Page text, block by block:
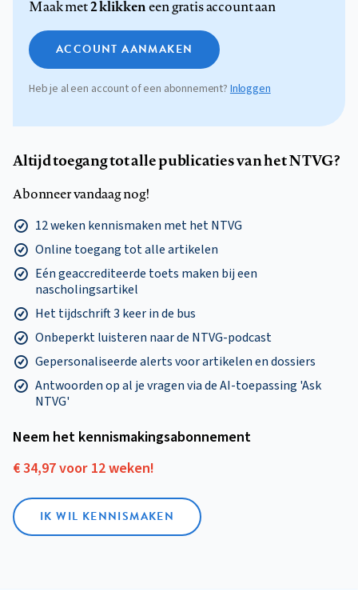
Maak met2 klikkeneen gratis account aan
ACCOUNT AANMAKEN
Heb je al een account of een abonnement? Inloggen
Altijd toegang tot alle publicaties van het NTVG?
Abonneer vandaag nog!
12 weken kennismaken met het NTVG
Online toegang tot alle artikelen
Eén geaccrediteerde toets maken bij een
nascholingsartikel
Het tijdschrift 3 keer in de bus
Onbeperkt luisteren naar de NTVG-podcast
Gepersonaliseerde alerts voor artikelen en dossiers
Antwoorden op al je vragen via de AI-toepassing 'Ask
NTVG'
Neem het kennismakings­abonnement
€ 34,97 voor 12 weken!
IK WIL KENNISMAKEN